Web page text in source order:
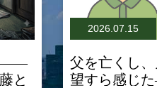
——
と
2026.07.15
父を亡くし
望すら感じ